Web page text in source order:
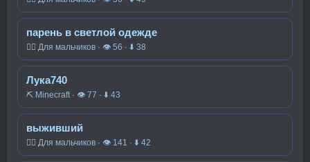
парень в светлой одежде
🧍‍♂️ Для мальчиков · 👁 56 · ⬇ 38
Лука740
⛏️ Minecraft · 👁 77 · ⬇ 43
выживший
🧍‍♂️ Для мальчиков · 👁 141 · ⬇ 42